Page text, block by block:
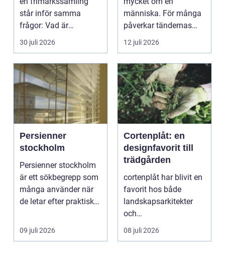
står inför samma
frågor: Vad är
samlingen värd? Var
vänder m...
30 juli 2026
människa. För många
påverkar tändernas
utseende både
självförtroendet ...
12 juli 2026
Persienner
stockholm
Persienner stockholm
är ett sökbegrepp som
många använder när
de letar efter praktiska
09 juli 2026
Cortenplåt: en
designfavorit till
trädgården
cortenplåt har blivit en
favorit hos både
landskapsarkitekter
och
trädgårdsentusiaster.
Det är ett m...
08 juli 2026